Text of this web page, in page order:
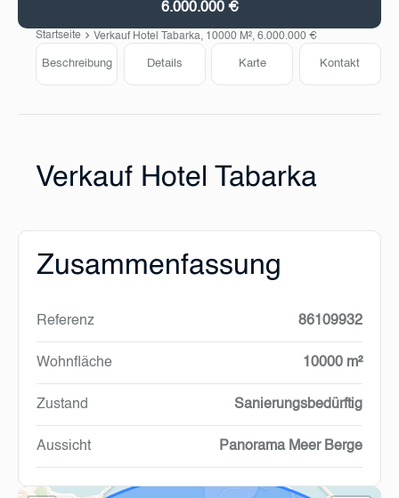
6.000.000 €
Startseite Verkauf Hotel Tabarka, 10000 M², 6.000.000 €
Beschreibung Details Karte Kontakt
Verkauf Hotel Tabarka
Zusammenfassung
Referenz 86109932
Wohnfläche 10000 m²
Zustand Sanierungsbedürftig
Aussicht Panorama Meer Berge